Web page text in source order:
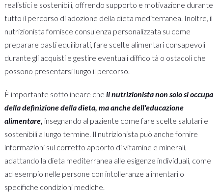
realistici e sostenibili, offrendo supporto e motivazione durante
tutto il percorso di adozione della dieta mediterranea. Inoltre, il
nutrizionista fornisce consulenza personalizzata su come
preparare pasti equilibrati, fare scelte alimentari consapevoli
durante gli acquisti e gestire eventuali difficoltà o ostacoli che
possono presentarsi lungo il percorso.
È importante sottolineare che il nutrizionista non solo si occupa
della definizione della dieta, ma anche dell'educazione
alimentare, insegnando al paziente come fare scelte salutari e
sostenibili a lungo termine. Il nutrizionista può anche fornire
informazioni sul corretto apporto di vitamine e minerali,
adattando la dieta mediterranea alle esigenze individuali, come
ad esempio nelle persone con intolleranze alimentari o
specifiche condizioni mediche.